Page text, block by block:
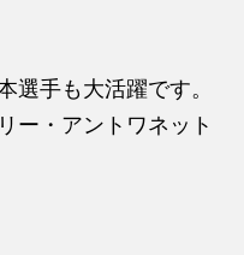
選手も大活躍です。
ー・アントワネット